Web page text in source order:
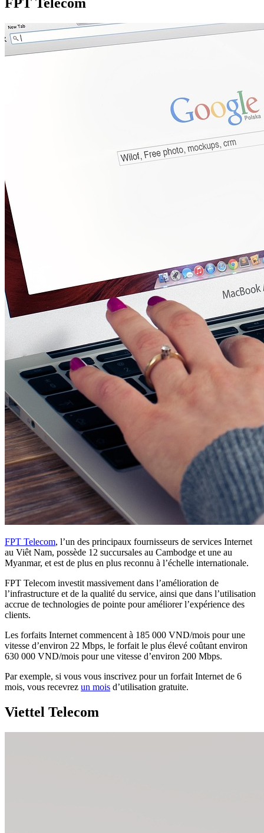
FPT Telecom, l’un des principaux fournisseurs de services Internet
au Viêt Nam, possède 12 succursales au Cambodge et une au
Myanmar, et est de plus en plus reconnu à l’échelle internationale.
FPT Telecom investit massivement dans l’amélioration de
l’infrastructure et de la qualité du service, ainsi que dans l’utilisation
accrue de technologies de pointe pour améliorer l’expérience des
clients.
Les forfaits Internet commencent à 185 000 VND/mois pour une
vitesse d’environ 22 Mbps, le forfait le plus élevé coûtant environ
630 000 VND/mois pour une vitesse d’environ 200 Mbps.
Par exemple, si vous vous inscrivez pour un forfait Internet de 6
mois, vous recevrez un mois d’utilisation gratuite.
Viettel Telecom